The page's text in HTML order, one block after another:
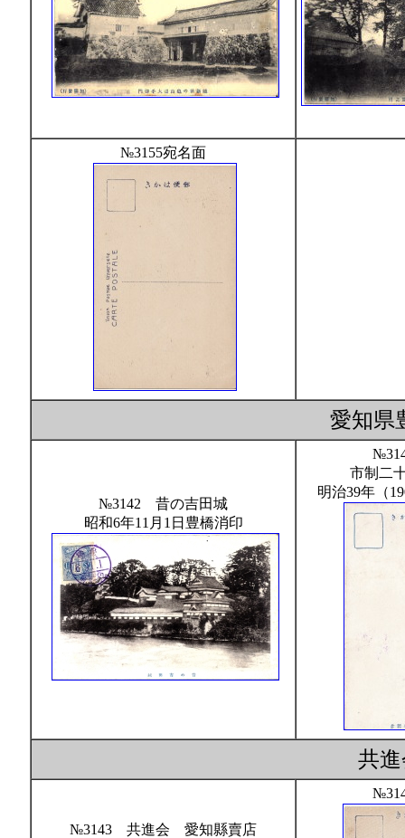
№3155宛名面
愛知
№3142 昔の吉田城
昭和6年11月1日豊橋消印
市制二
明治39年（
共
№3143 共進会 愛知縣賣店